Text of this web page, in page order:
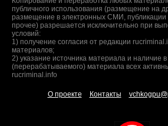
публичного использования (размещение на
размещение в электронных СМИ, публикации
прочее) разрешается исключительно при
условий:
1) получение согласия от редакции
материалов;
2) указание источника материала и наличие
(перерабатываемого) материала всех
rucriminal.info
О проекте Контакты